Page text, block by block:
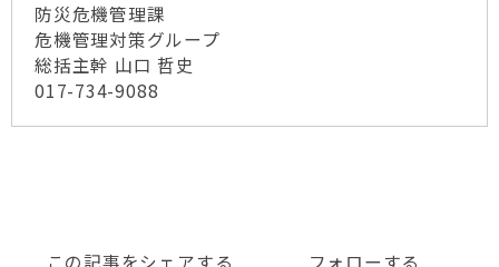
防災危機管理課
危機管理対策グループ
総括主幹 山口 哲史
017-734-9088